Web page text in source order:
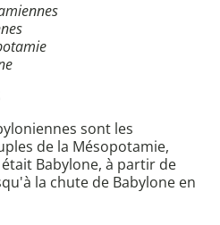
sont les
de la Mésopotamie,
Babylone, à partir de
la chute de Babylone en